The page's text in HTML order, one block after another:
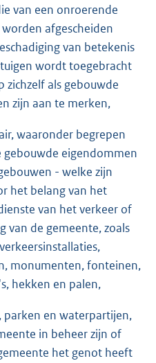
van een onroerende
afgescheiden
van betekenis
wordt toegebracht
zichzelf als gebouwde
zijn aan te merken,
waaronder begrepen
gebouwde eigendommen
- welke zijn
het belang van het
van het verkeer of
van de gemeente, zoals
monumenten, fonteinen,
hekken en palen,
parken en waterpartijen,
in beheer zijn of
het genot heeft